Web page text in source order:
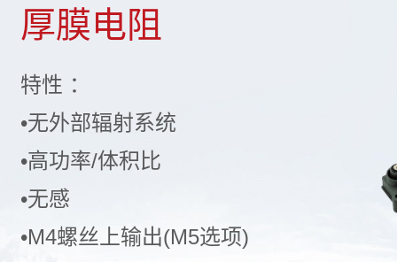
厚膜电阻
特性 ：
•无外部辐射系统
•高功率/体积比
•无感
•M4螺丝上输出(M5选项)